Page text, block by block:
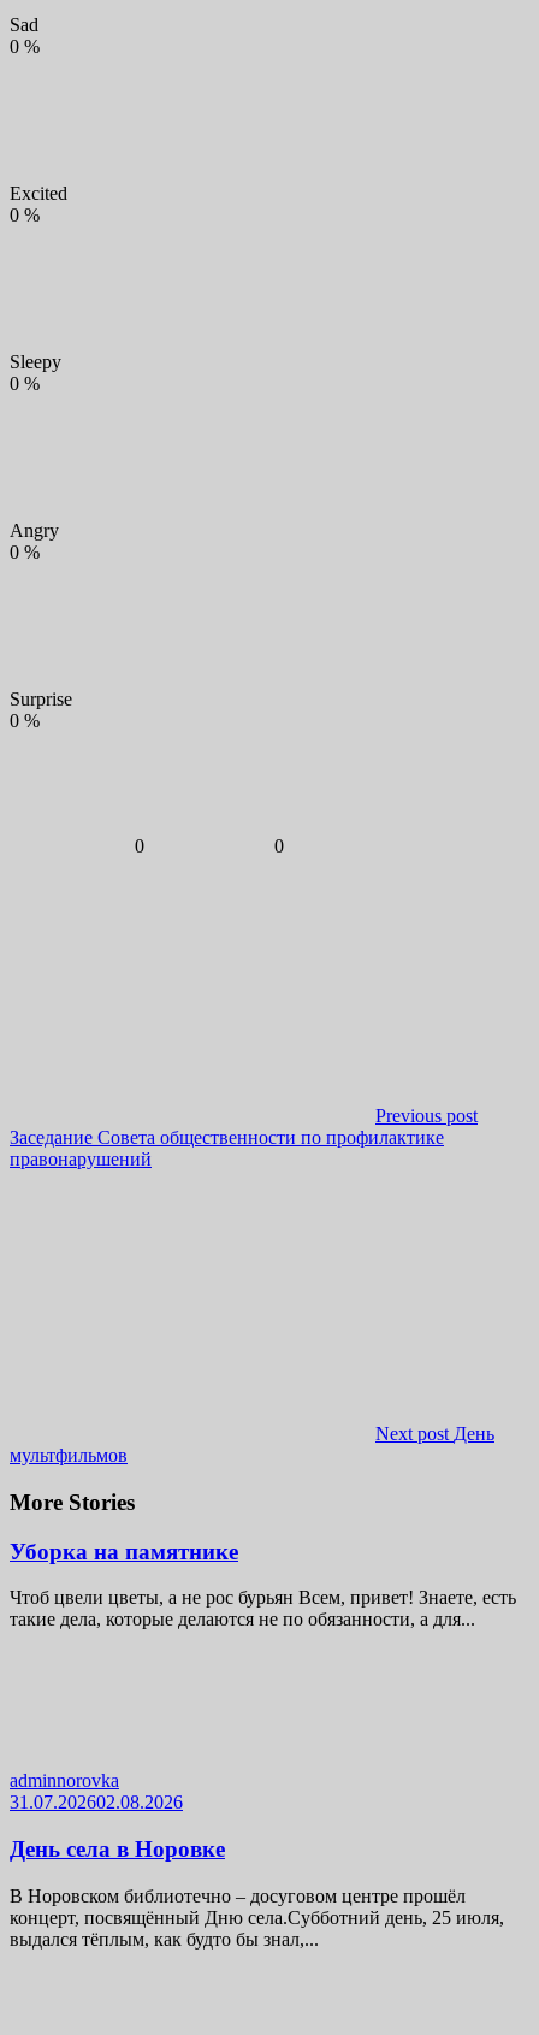
Sad
0 %
Excited
0 %
Sleepy
0 %
Angry
0 %
Surprise
0 %
0 0
Previous post
Заседание Совета общественности по профилактике
правонарушений
Next post День
мультфильмов
More Stories
Уборка на памятнике
Чтоб цвели цветы, а не рос бурьян Всем, привет! Знаете, есть
такие дела, которые делаются не по обязанности, а для...
adminnorovka
31.07.202602.08.2026
День села в Норовке
В Норовском библиотечно – досуговом центре прошёл
концерт, посвящённый Дню села.Субботний день, 25 июля,
выдался тёплым, как будто бы знал,...